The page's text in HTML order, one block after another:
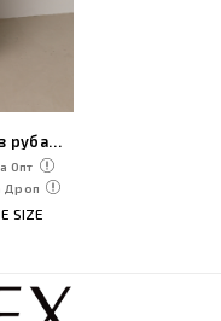
Полосатый костюм из рубашки и штанов палаццо
Опт
Дроп
SIZE